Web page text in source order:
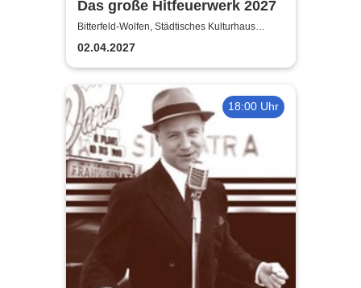
Das große Hitfeuerwerk 2027
Bitterfeld-Wolfen, Städtisches Kulturhaus
Bitterfeld-Wolfen
02.04.2027
18:00 Uhr